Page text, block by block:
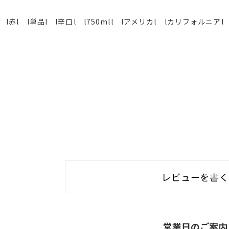
l l単品l l辛口l l750mll lアメリカl lカリフォルニアl l
レビューを書く
営業日のご案内